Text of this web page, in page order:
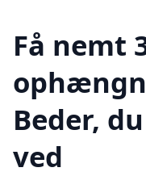
Få nemt
Beder,
ved